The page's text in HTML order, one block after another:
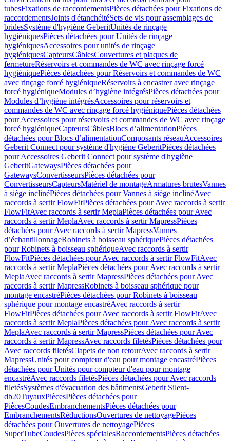
tubesFixations de raccordementsPièces détachées pour Fixations de
raccordementsJoints d'étanchéitéSets de vis pour assemblages de
bridesSystème d'hygiène GeberitUnités de rinçage
hygiéniquesPièces détachées pour Unités de rinçage
hygiéniquesAccessoires pour unités de rinçage
hygiéniquesCapteursCâblesCouvertures et plaques de
fermetureRéservoirs et commandes de WC avec rinçage forcé
hygiéniquePièces détachées pour Réservoirs et commandes de WC
avec rinçage forcé hygiéniqueRéservoirs à encastrer avec rinçage
forcé hygiéniqueModules d’hygiène intégrésPièces détachées pour
Modules d’hygiène intégrésAccessoires pour réservoirs et
commandes de WC avec rinçage forcé hygiéniquePièces détachées
pour Accessoires pour réservoirs et commandes de WC avec rinçage
forcé hygiéniqueCapteursCâblesBlocs d’alimentationPièces
détachées pour Blocs d’alimentationComposants réseauAccessoires
Geberit Connect pour système d'hygiène GeberitPièces détachées
pour Accessoires Geberit Connect pour système d'hygiène
GeberitGatewaysPièces détachées pour
GatewaysConvertisseursPièces détachées pour
ConvertisseursCapteursMatériel de montageArmatures brutesVannes
à siège inclinéPièces détachées pour Vannes à siège inclinéAvec
raccords à sertir FlowFitPièces détachées pour Avec raccords à sertir
FlowFitAvec raccords à sertir MeplaPièces détachées pour Avec
raccords à sertir MeplaAvec raccords à sertir MapressPièces
détachées pour Avec raccords à sertir MapressVannes
d’échantillonnageRobinets à boisseau sphériquePièces détachées
pour Robinets à boisseau sphériqueAvec raccords à sertir
FlowFitPièces détachées pour Avec raccords à sertir FlowFitAvec
raccords à sertir MeplaPièces détachées pour Avec raccords à sertir
MeplaAvec raccords à sertir MapressPièces détachées pour Avec
raccords à sertir MapressRobinets à boisseau sphérique pour
montage encastréPièces détachées pour Robinets à boisseau
sphérique pour montage encastréAvec raccords à sertir
FlowFitPièces détachées pour Avec raccords à sertir FlowFitAvec
raccords à sertir MeplaPièces détachées pour Avec raccords à sertir
MeplaAvec raccords à sertir MapressPièces détachées pour Avec
raccords à sertir MapressAvec raccords filetésPièces détachées pour
Avec raccords filetésClapets de non retourAvec raccords à sertir
MapressUnités pour compteur d'eau pour montage encastréPièces
détachées pour Unités pour compteur d'eau pour montage
encastréAvec raccords filetésPièces détachées pour Avec raccords
filetésSystèmes d'évacuation des bâtimentsGeberit Silent-
db20TuyauxPiècesPièces détachées pour
PiècesCoudesEmbranchementsPièces détachées pour
EmbranchementsRéductionsOuvertures de nettoyagePièces
détachées pour Ouvertures de nettoyagePièces
SuperTubeCoudesPièces spécialesRaccordementsPièces détachées